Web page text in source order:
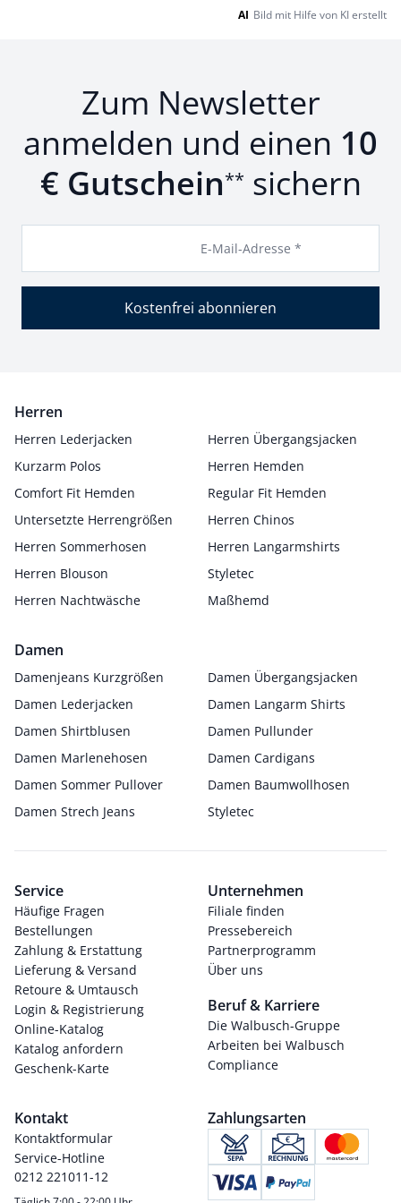
AI Bild mit Hilfe von KI erstellt
Zum Newsletter
anmelden und einen 10
€ Gutschein** sichern
E-Mail-Adresse *
Kostenfrei abonnieren
Herren
Herren Lederjacken
Herren Übergangsjacken
Kurzarm Polos
Herren Hemden
Comfort Fit Hemden
Regular Fit Hemden
Untersetzte Herrengrößen
Herren Chinos
Herren Sommerhosen
Herren Langarmshirts
Herren Blouson
Styletec
Herren Nachtwäsche
Maßhemd
Damen
Damenjeans Kurzgrößen
Damen Übergangsjacken
Damen Lederjacken
Damen Langarm Shirts
Damen Shirtblusen
Damen Pullunder
Damen Marlenehosen
Damen Cardigans
Damen Sommer Pullover
Damen Baumwollhosen
Damen Strech Jeans
Styletec
Service
Häufige Fragen
Bestellungen
Zahlung & Erstattung
Lieferung & Versand
Retoure & Umtausch
Login & Registrierung
Online-Katalog
Katalog anfordern
Geschenk-Karte
Unternehmen
Filiale finden
Pressebereich
Partnerprogramm
Über uns
Beruf & Karriere
Die Walbusch-Gruppe
Arbeiten bei Walbusch
Compliance
Kontakt
Kontaktformular
Service-Hotline
0212 221011-12
Zahlungsarten